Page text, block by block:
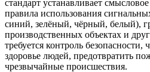
стандарт устанавливает
правила использования
синий, зелёный, чёрный, белый),
производственных объектах и
требуется контроль
здоровье людей, предотвратить
чрезвычайные происшествия.